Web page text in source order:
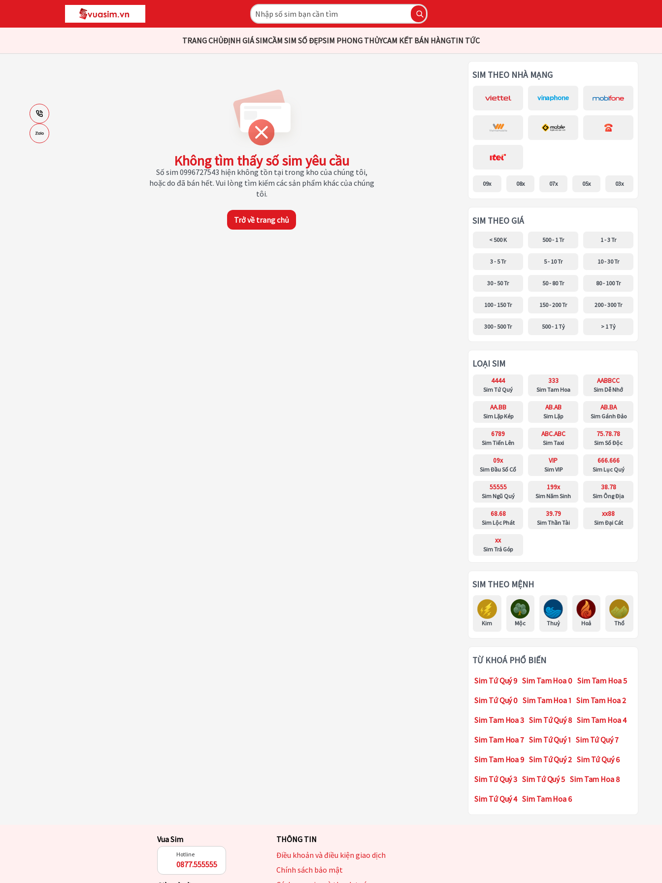
TRANG CHỦĐỊNH GIÁ SIMCẦM SIM SỐ ĐẸPSIM PHONG THỦYCAM KẾT BÁN HÀNGTIN TỨC
Không tìm thấy số sim yêu cầu
Số sim 0996727543 hiện không tồn tại trong kho của chúng tôi,
hoặc do đã bán hết. Vui lòng tìm kiếm các sản phẩm khác của chúng
tôi.
Trở về trang chủ
SIM THEO NHÀ MẠNG
09x 08x 07x 05x 03x
SIM THEO GIÁ
< 500 K 500 - 1 Tr 1 - 3 Tr
3 - 5 Tr 5 - 10 Tr 10 - 30 Tr
30 - 50 Tr 50 - 80 Tr 80 - 100 Tr
100 - 150 Tr 150 - 200 Tr 200 - 300 Tr
300 - 500 Tr 500 - 1 Tỷ > 1 Tỷ
LOẠI SIM
4444
Sim Tứ Quý
333
Sim Tam Hoa
AABBCC
Sim Dễ Nhớ
AA.BB
Sim Lặp Kép
AB.AB
Sim Lặp
AB.BA
Sim Gánh Đảo
6789
Sim Tiến Lên
ABC.ABC
Sim Taxi
75.78.78
Sim Số Độc
09x
Sim Đầu Số Cổ
VIP
Sim VIP
666.666
Sim Lục Quý
55555
Sim Ngũ Quý
199x
Sim Năm Sinh
38.78
Sim Ông Địa
68.68
Sim Lộc Phát
39.79
Sim Thần Tài
xx88
Sim Đại Cát
xx
Sim Trả Góp
SIM THEO MỆNH
Kim Mộc Thuỷ Hoả Thổ
TỪ KHOÁ PHỔ BIẾN
Sim Tứ Quý 9 Sim Tam Hoa 0 Sim Tam Hoa 5
Sim Tứ Quý 0 Sim Tam Hoa 1 Sim Tam Hoa 2
Sim Tam Hoa 3 Sim Tứ Quý 8 Sim Tam Hoa 4
Sim Tam Hoa 7 Sim Tứ Quý 1 Sim Tứ Quý 7
Sim Tam Hoa 9 Sim Tứ Quý 2 Sim Tứ Quý 6
Sim Tứ Quý 3 Sim Tứ Quý 5 Sim Tam Hoa 8
Sim Tứ Quý 4 Sim Tam Hoa 6
Vua Sim
Hotline
0877.555555
THÔNG TIN
Điều khoản và điều kiện giao dịch
Chính sách bảo mật